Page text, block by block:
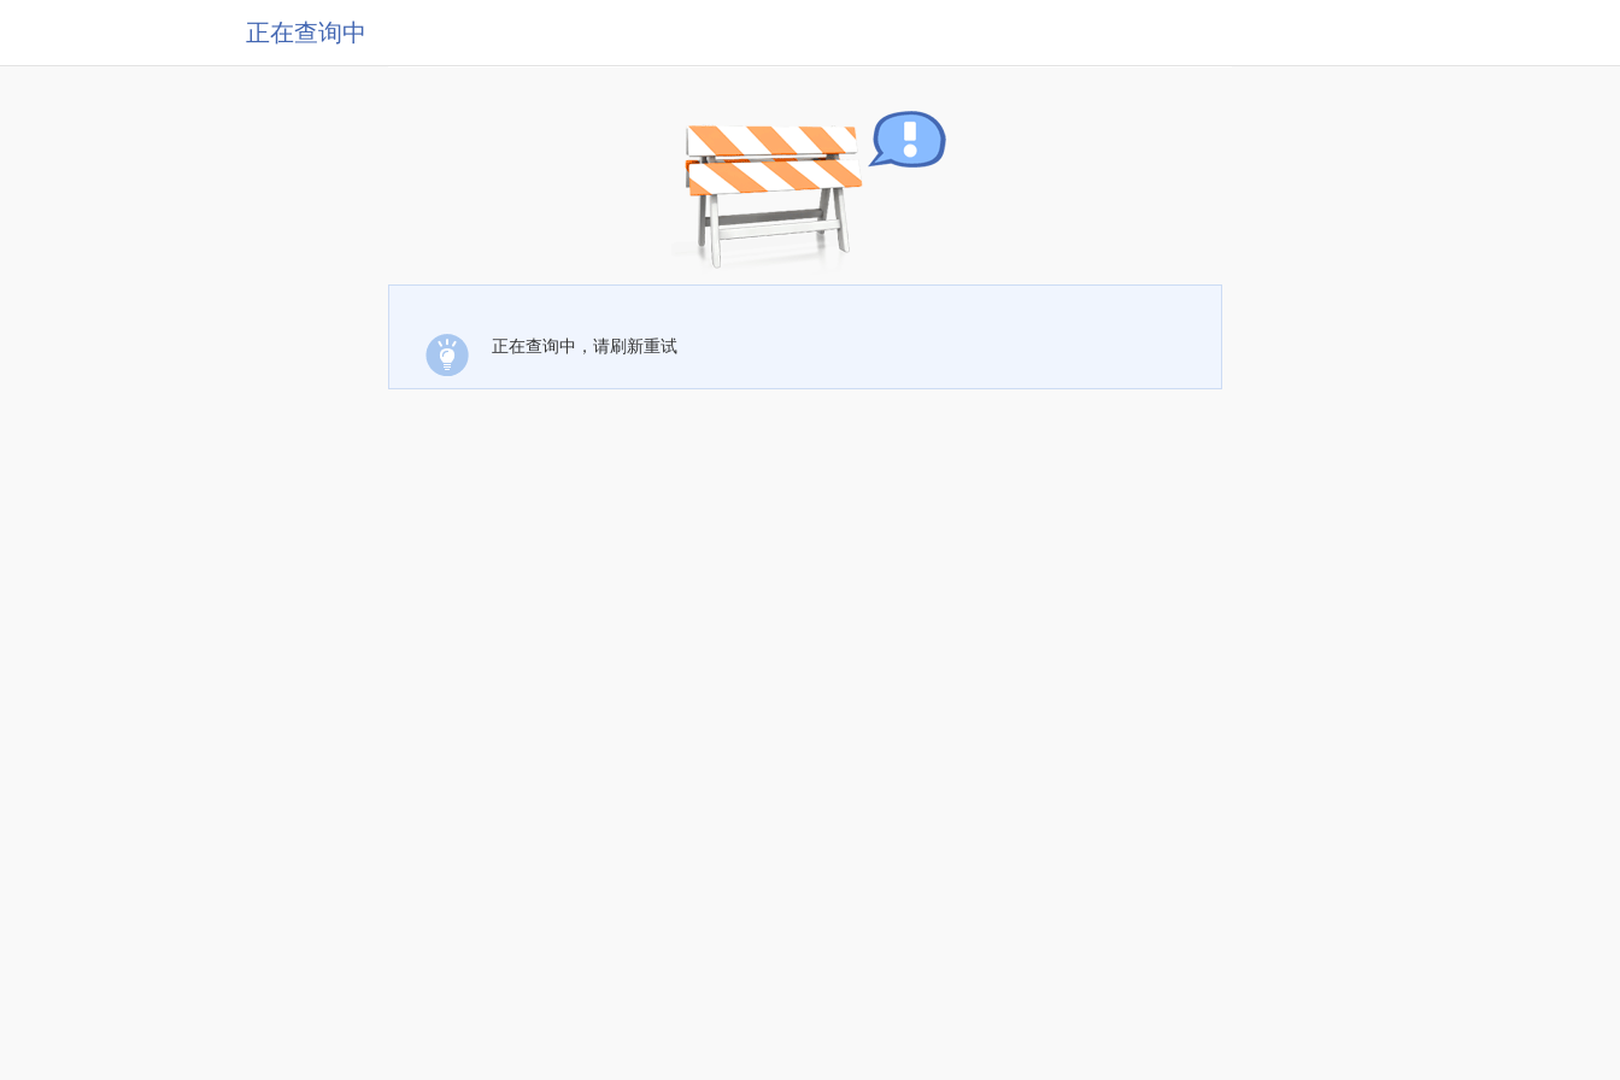
正在查询中
正在查询中，请刷新重试